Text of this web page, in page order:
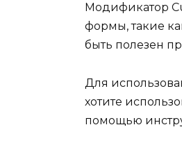
Модификатор
формы, такие
быть полезен
Для
хотите
помощью